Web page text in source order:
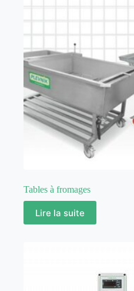
Tables à fromages
Lire la suite